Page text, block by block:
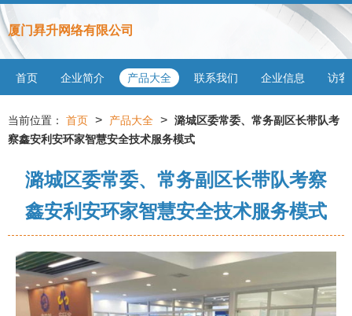
厦门昪升网络有限公司
首页 企业简介 产品大全 联系我们 企业信息 访客
当前位置： 首页 > 产品大全 > 潞城区委常委、常务副区长带队考
察鑫安利安环家智慧安全技术服务模式
潞城区委常委、常务副区长带队考察
鑫安利安环家智慧安全技术服务模式